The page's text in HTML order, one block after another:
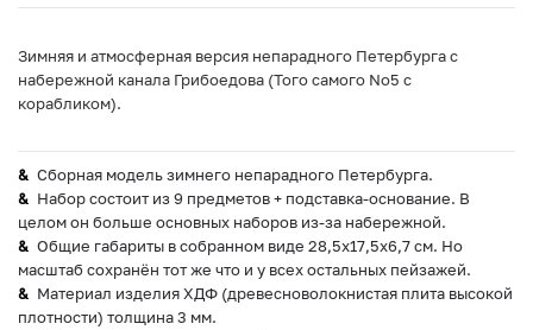
Зимняя и атмосферная версия непарадного Петербурга с
набережной канала Грибоедова (Того самого No5 с
корабликом).
Сборная модель зимнего непарадного Петербурга.
Набор состоит из 9 предметов + подставка-основание. В
целом он больше основных наборов из-за набережной.
Общие габариты в собранном виде 28,5х17,5х6,7 см. Но
масштаб сохранён тот же что и у всех остальных пейзажей.
Материал изделия ХДФ (древесноволокнистая плита высокой
плотности) толщина 3 мм.